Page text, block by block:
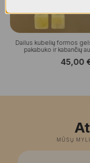
Dailus kubelių formos
pakabuko ir kabančių
45,00
MŪSŲ